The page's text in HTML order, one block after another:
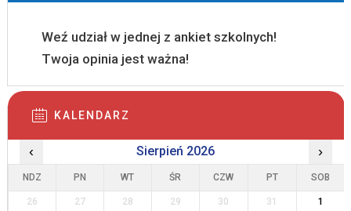
Weź udział w jednej z ankiet szkolnych!
Twoja opinia jest ważna!
KALENDARZ
‹ Sierpień 2026 ›
NDZ PN WT ŚR CZW PT SOB
26 27 28 29 30 31
1